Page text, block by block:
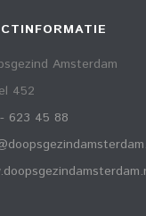
Amsterdam
452
623 45 88